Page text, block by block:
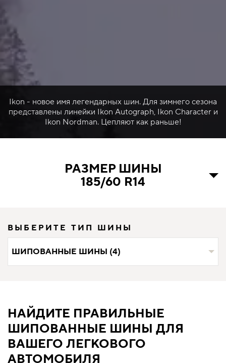
Ikon - новое имя легендарных шин. Для зимнего сезона
представлены линейки Ikon Autograph, Ikon Character и
Ikon Nordman. Цепляют как раньше!
РАЗМЕР ШИНЫ
185/60 R14
ВЫБЕРИТЕ ТИП ШИНЫ
ШИПОВАННЫЕ ШИНЫ (4)
НАЙДИТЕ ПРАВИЛЬНЫЕ
ШИПОВАННЫЕ ШИНЫ ДЛЯ
ВАШЕГО ЛЕГКОВОГО
АВТОМОБИЛЯ